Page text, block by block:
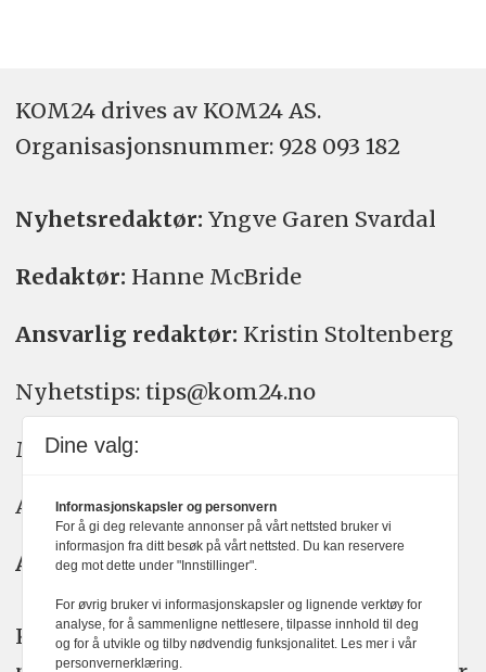
KOM24 drives av KOM24 AS.
Organisasjons­nummer: 928 093 182
Nyhetsredaktør: Yngve Garen Svardal
Redaktør: Hanne McBride
Ansvarlig redaktør: Kristin Stoltenberg
Nyhetstips: tips@kom24.no
Meninger: meninger@kom24.no
Annonse: annonse@watchmedia.no
Abonnement:kom24@watchmedia.no
KOM24 arbeider etter Vær Varsom-
Dine valg:
Informasjonskapsler og personvern
For å gi deg relevante annonser på vårt nettsted bruker vi
informasjon fra ditt besøk på vårt nettsted. Du kan reservere
deg mot dette under "Innstillinger".
For øvrig bruker vi informasjonskapsler og lignende verktøy for
analyse, for å sammenligne nettlesere, tilpasse innhold til deg
og for å utvikle og tilby nødvendig funksjonalitet. Les mer i vår
personvernerklæring.